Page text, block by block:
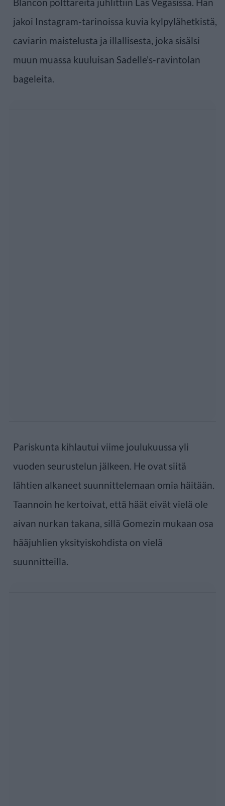
jakoi Instagram-tarinoissa kuvia kylpylähetkistä,
caviarin maistelusta ja illallisesta, joka sisälsi
muun muassa kuuluisan Sadelle’s-ravintolan
bageleita.
Pariskunta kihlautui viime joulukuussa yli
vuoden seurustelun jälkeen. He ovat siitä
lähtien alkaneet suunnittelemaan omia häitään.
Taannoin he kertoivat, että häät eivät vielä ole
aivan nurkan takana, sillä Gomezin mukaan osa
hääjuhlien yksityiskohdista on vielä
suunnitteilla.